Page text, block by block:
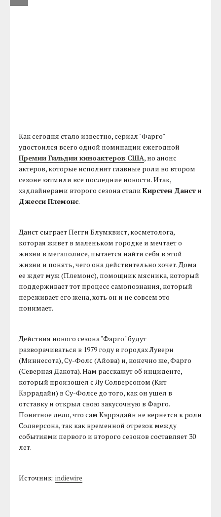
Как сегодня стало известно, сериал "Фарго"
удостоился всего одной номинации ежегодной
Премии Гильдии киноактеров США, но анонс
актеров, которые исполнят главные роли во втором
сезоне затмили все последние новости. Итак,
хэдлайнерами второго сезона сталиКирстен Данст и
Джесси Племонс.
Данст сыграет Пегги Блумквист, косметолога,
которая живет в маленьком городке и мечтает о
жизни в мегаполисе, пытается найти себя в этой
жизни и понять, чего она действительно хочет. Дома
ее ждет муж (Племонс), помощник мясника, который
поддерживает тот процесс самопознания, который
переживает его жена, хоть он и не совсем это
понимает.
Действия нового сезона "Фарго" будут
разворачиваться в 1979 году в городах Луверн
(Миннесота), Су-Фолс (Айова) и, конечно же, Фарго
(Северная Дакота). Нам расскажут об инциденте,
который произошел с Лу Солверсоном (Кит
Кэррадайн) в Су-Фолсе до того, как он ушел в
отставку и открыл свою закусочную в Фарго.
Понятное дело, что сам Кэррэдайн не вернется к роли
Солверсона, так как временной отрезок между
событиями первого и второго сезонов составляет 30
лет.
Источник:indiewire